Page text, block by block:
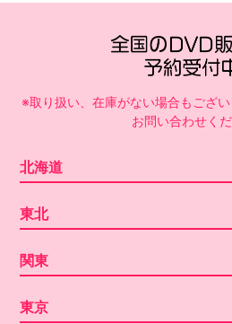
※取り扱い、在庫がない場合もござ
お問い合わせくだ
北海道
東北
関東
東京